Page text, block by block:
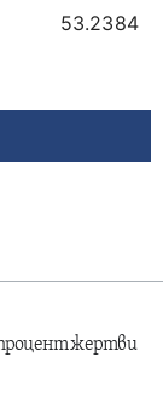
53.2384
процент жертви